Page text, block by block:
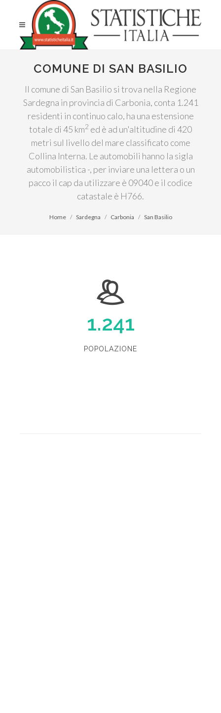
COMUNE DI SAN BASILIO
Il comune di San Basilio si trova nella Regione
Sardegna in provincia di Carbonia, conta 1.241
residenti in continuo calo, ha una estensione
totale di 45 km2 ed è ad un'altitudine di 420
metri sul livello del mare classificato come
Collina Interna. Le automobili hanno la sigla
automobilistica -, per inviare una lettera o un
pacco il cap da utilizzare è 09040 e il codice
catastale è H766.
Home Sardegna Carbonia San Basilio
1.241
POPOLAZIONE